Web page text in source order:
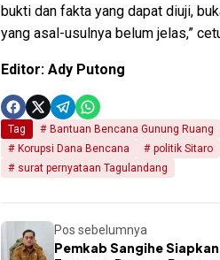
bukti dan fakta yang dapat diuji,
yang asal-usulnya belum jelas,”
Editor: Ady Putong
Tag Bantuan Bencana Gunung Ruang
Korupsi Dana Bencana
politik Sitaro
surat pernyataan Tagulandang
Pos sebelumnya
Pemkab Sangihe